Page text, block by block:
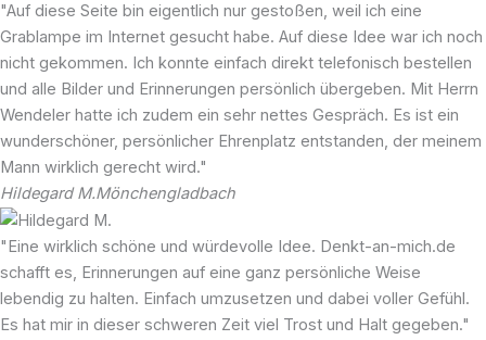
"Auf diese Seite bin eigentlich nur gestoßen, weil ich eine
Grablampe im Internet gesucht habe. Auf diese Idee war ich noch
nicht gekommen. Ich konnte einfach direkt telefonisch bestellen
und alle Bilder und Erinnerungen persönlich übergeben. Mit Herrn
Wendeler hatte ich zudem ein sehr nettes Gespräch. Es ist ein
wunderschöner, persönlicher Ehrenplatz entstanden, der meinem
Mann wirklich gerecht wird."
Hildegard M.Mönchengladbach
"Eine wirklich schöne und würdevolle Idee. Denkt-an-mich.de
schafft es, Erinnerungen auf eine ganz persönliche Weise
lebendig zu halten. Einfach umzusetzen und dabei voller Gefühl.
Es hat mir in dieser schweren Zeit viel Trost und Halt gegeben."